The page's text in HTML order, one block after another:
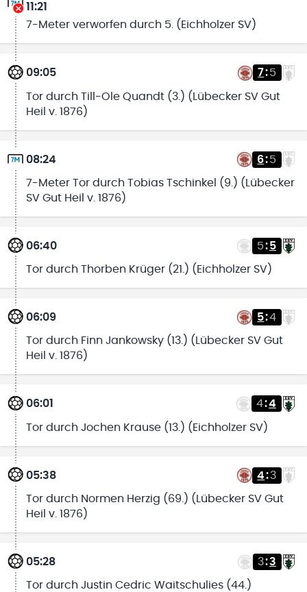
11:21
7-Meter verworfen durch 5. (Eichholzer SV)
09:05 7:5
Tor durch Till-Ole Quandt (3.) (Lübecker SV Gut
Heil v. 1876)
08:24 6:5
7-Meter Tor durch Tobias Tschinkel (9.) (Lübecker
SV Gut Heil v. 1876)
06:40 5:5
Tor durch Thorben Krüger (21.) (Eichholzer SV)
06:09 5:4
Tor durch Finn Jankowsky (13.) (Lübecker SV Gut
Heil v. 1876)
06:01 4:4
Tor durch Jochen Krause (13.) (Eichholzer SV)
05:38 4:3
Tor durch Normen Herzig (69.) (Lübecker SV Gut
Heil v. 1876)
05:28 3:3
Tor durch Justin Cedric Waitschulies (44.)